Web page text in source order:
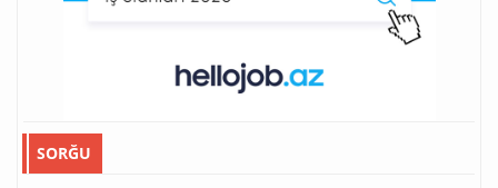
SORĞU